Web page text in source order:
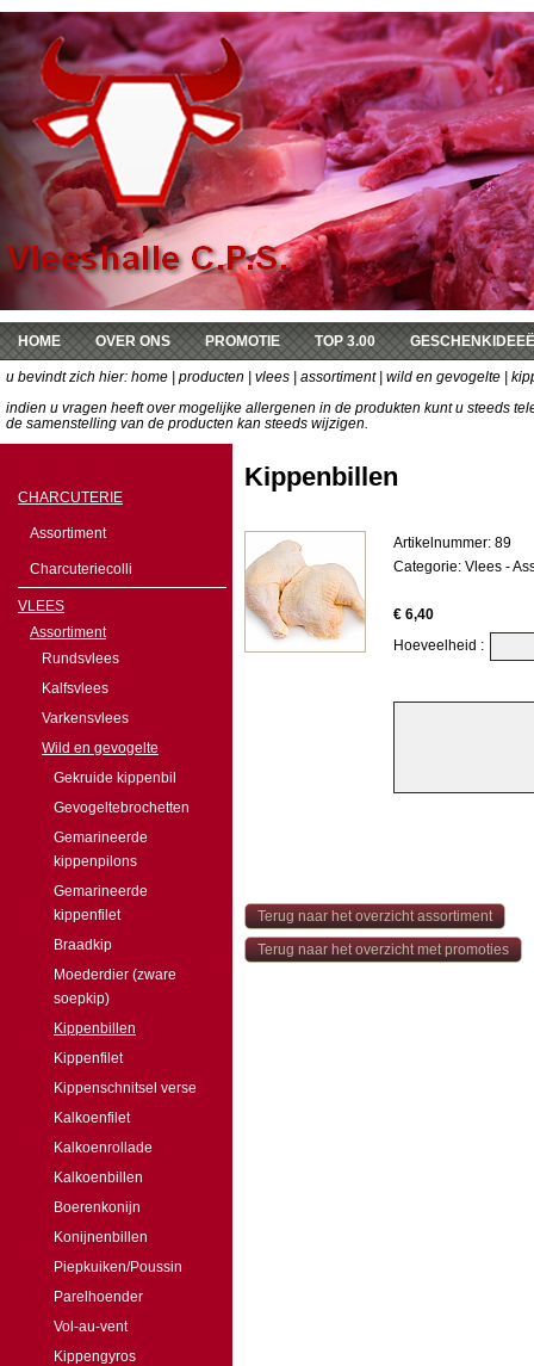
HOME OVER ONS PROMOTIE TOP 3.00
DE KEUKEN VAN SOPHIE
u bevindt zich hier: home producten vlees assortiment| wild en gevogelte |
indien u vragen heeft over mogelijke allergenen in de produkten kunt u steeds
de samenstelling van de producten kan steeds wijzigen.
CHARCUTERIE
Assortiment
Charcuteriecolli
VLEES
Assortiment
Rundsvlees
Kalfsvlees
Varkensvlees
Wild en gevogelte
Gekruide kippenbil
Gevogeltebrochetten
Gemarineerde
kippenpilons
Gemarineerde
kippenfilet
Braadkip
Moederdier (zware
soepkip)
Kippenbillen
Kippenfilet
Kippenschnitsel verse
Kalkoenfilet
Kalkoenrollade
Kalkoenbillen
Boerenkonijn
Konijnenbillen
Piepkuiken/Poussin
Parelhoender
Vol-au-vent
Kippengyros
Kippenbillen
Artikelnummer: 89
Categorie: Vlees -
€ 6,40
Hoeveelheid :
Terug naar het overzicht assortiment
Terug naar het overzicht met promoties